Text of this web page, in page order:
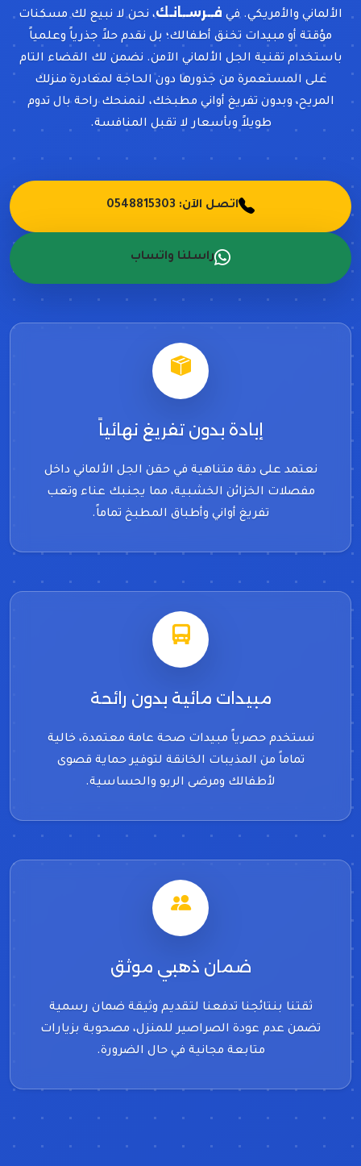
الألماني والأمريكي. في فــرســانـك، نحن لا نبيع لك مسكنات
مؤقتة أو مبيدات تخنق أطفالك؛ بل نقدم حلاً جذرياً وعلمياً
باستخدام تقنية الجل الألماني الآمن. نضمن لك القضاء التام
على المستعمرة من جذورها دون الحاجة لمغادرة منزلك
المريح، وبدون تفريغ أواني مطبخك، لنمنحك راحة بال تدوم
طويلاً وبأسعار لا تقبل المنافسة.
اتصل الآن: 0548815303
راسلنا واتساب
إبادة بدون تفريغ نهائياً
نعتمد على دقة متناهية في حقن الجل الألماني داخل
مفصلات الخزائن الخشبية، مما يجنبك عناء وتعب
تفريغ أواني وأطباق المطبخ تماماً.
مبيدات مائية بدون رائحة
نستخدم حصرياً مبيدات صحة عامة معتمدة، خالية
تماماً من المذيبات الخانقة لتوفير حماية قصوى
لأطفالك ومرضى الربو والحساسية.
ضمان ذهبي موثق
ثقتنا بنتائجنا تدفعنا لتقديم وثيقة ضمان رسمية
تضمن عدم عودة الصراصير للمنزل، مصحوبة بزيارات
متابعة مجانية في حال الضرورة.